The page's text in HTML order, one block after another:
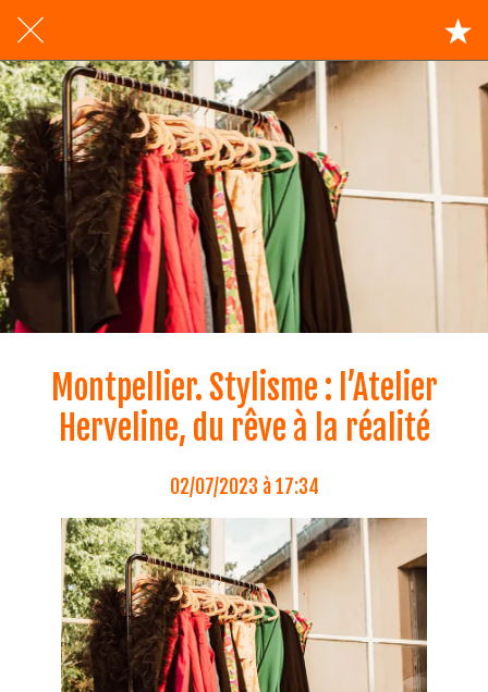
Montpellier. Stylisme : l’Atelier
Herveline, du rêve à la réalité
02/07/2023 à 17:34